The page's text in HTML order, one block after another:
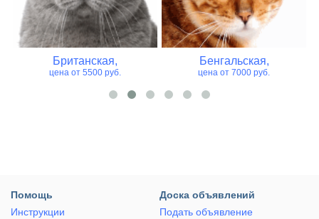
Британская,
цена от 5500 руб.
Бенгальская,
цена от 7000 руб.
Помощь
Инструкции
Доска объявлений
Подать объявление